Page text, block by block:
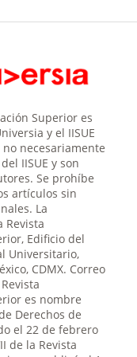
Superior es
y el IISUE
necesariamente
IISUE y son
Se prohíbe
artículos sin
La
Revista
Edificio del
Universitario,
CDMX. Correo
es nombre
Derechos de
el 22 de febrero
de la Revista